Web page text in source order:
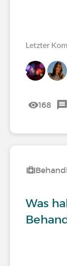
Letzter
168
Was